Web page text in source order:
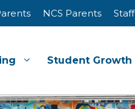
NCS Parents Staff
Student Growth